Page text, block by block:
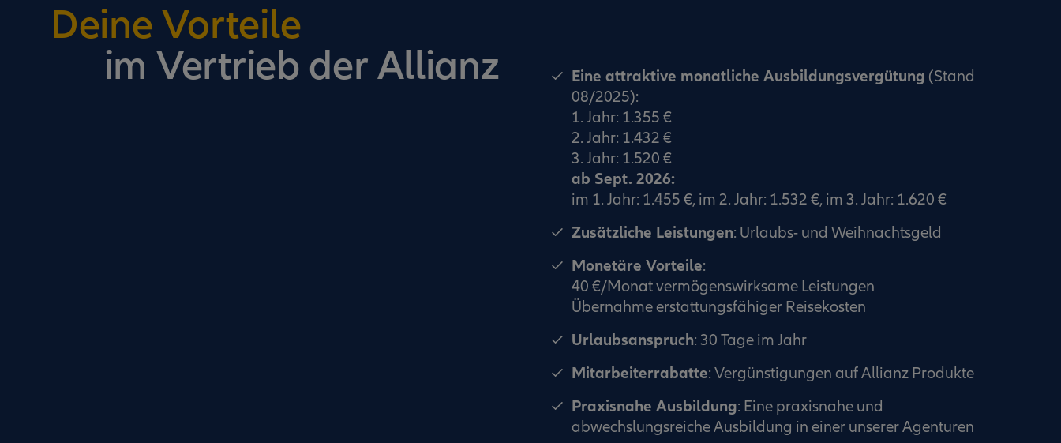
Deine Vorteile
im Vertrieb der Allianz
Eine attraktive monatliche Ausbildungsvergütung (Stand
08/2025):
1. Jahr: 1.355 €
2. Jahr: 1.432 €
3. Jahr: 1.520 €
ab Sept. 2026:
im 1. Jahr: 1.455 €, im 2. Jahr: 1.532 €, im 3. Jahr: 1.620 €
Zusätzliche Leistungen: Urlaubs- und Weihnachtsgeld
Monetäre Vorteile:
40 €/Monat vermögenswirksame Leistungen
Übernahme erstattungsfähiger Reisekosten
Urlaubsanspruch: 30 Tage im Jahr
Mitarbeiterrabatte: Vergünstigungen auf Allianz Produkte
Praxisnahe Ausbildung: Eine praxisnahe und
abwechslungsreiche Ausbildung in einer unserer Agenturen